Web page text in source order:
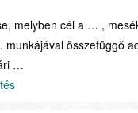
melyben cél a … ,
összefüggő
…